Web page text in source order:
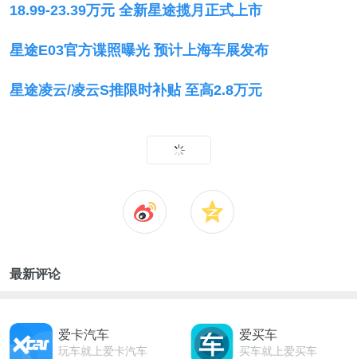
18.99-23.39万元 全新星途揽月正式上市
星途E03官方谍照曝光 预计上海车展发布
星途凌云/凌云S推限时补贴 至高2.8万元
最新评论
爱卡汽车
玩车就上爱卡汽车
爱买车
买车就上爱买车